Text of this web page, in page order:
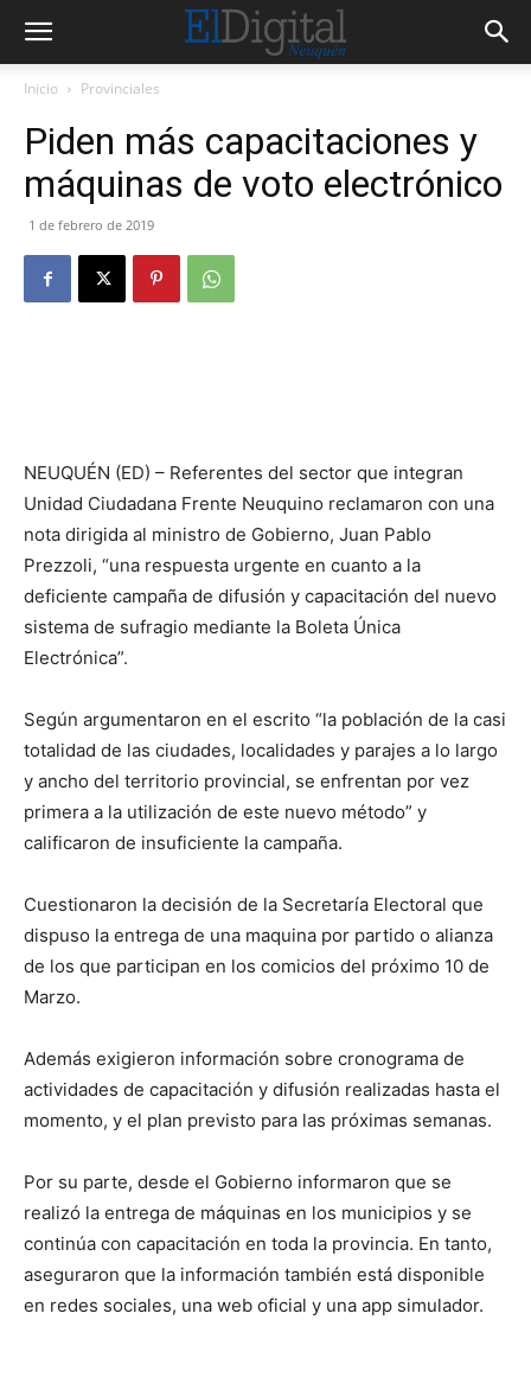
Inicio Provinciales
Piden más capacitaciones y
máquinas de voto electrónico
1 de febrero de 2019
NEUQUÉN (ED) – Referentes del sector que integran
Unidad Ciudadana Frente Neuquino reclamaron con una
nota dirigida al ministro de Gobierno, Juan Pablo
Prezzoli, “una respuesta urgente en cuanto a la
deficiente campaña de difusión y capacitación del nuevo
sistema de sufragio mediante la Boleta Única
Electrónica”.
Según argumentaron en el escrito “la población de la casi
totalidad de las ciudades, localidades y parajes a lo largo
y ancho del territorio provincial, se enfrentan por vez
primera a la utilización de este nuevo método” y
calificaron de insuficiente la campaña.
Cuestionaron la decisión de la Secretaría Electoral que
dispuso la entrega de una maquina por partido o alianza
de los que participan en los comicios del próximo 10 de
Marzo.
Además exigieron información sobre cronograma de
actividades de capacitación y difusión realizadas hasta el
momento, y el plan previsto para las próximas semanas.
Por su parte, desde el Gobierno informaron que se
realizó la entrega de máquinas en los municipios y se
continúa con capacitación en toda la provincia. En tanto,
aseguraron que la información también está disponible
en redes sociales, una web oficial y una app simulador.